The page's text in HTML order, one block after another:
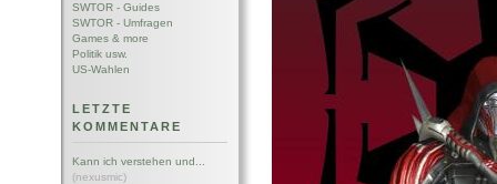
SWTOR - Guides
SWTOR - Umfragen
Games & more
Politik usw.
US-Wahlen
LETZTE
KOMMENTARE
Kann ich verstehen und...
(nexusmic)